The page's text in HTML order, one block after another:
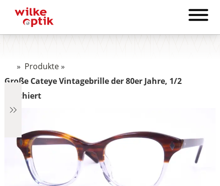
» Produkte»
Große Cateye Vintagebrille der 80er Jahre, 1/2
kaschiert